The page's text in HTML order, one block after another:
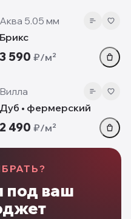
Аква 5.05 мм
Брикс
3 590 ₽/м²
12mm
Вилла
Дуб • фермерский
2 490 ₽/м²
под ваш